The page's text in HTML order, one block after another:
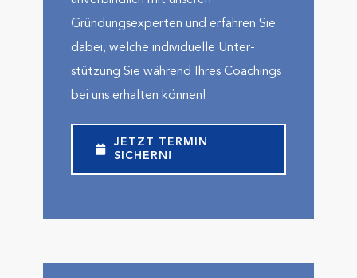
Gründungsexperten und erfahren Sie
dabei, welche indivi­duelle Unter­
stützung Sie während Ihres Coachings
bei uns erhalten können!
JETZT TERMIN
SICHERN!